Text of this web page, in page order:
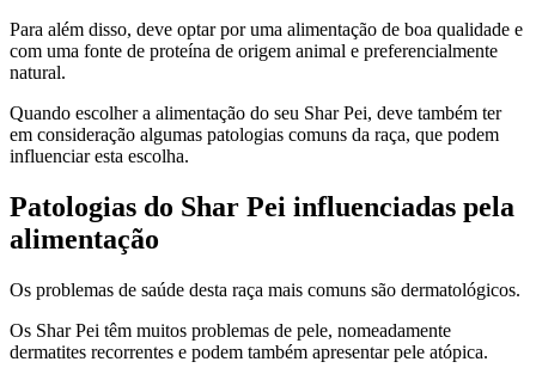
Para além disso, deve optar por uma alimentação de boa qualidade e
com uma fonte de proteína de origem animal e preferencialmente
natural.
Quando escolher a alimentação do seu Shar Pei, deve também ter
em consideração algumas patologias comuns da raça, que podem
influenciar esta escolha.
Patologias do Shar Pei influenciadas pela
alimentação
Os problemas de saúde desta raça mais comuns são dermatológicos.
Os Shar Pei têm muitos problemas de pele, nomeadamente
dermatites recorrentes e podem também apresentar pele atópica.